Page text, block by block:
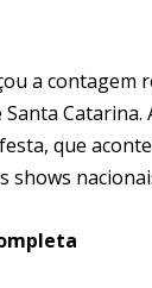
a contagem
que